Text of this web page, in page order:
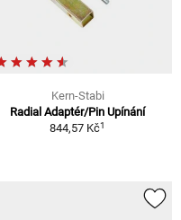
Kern-Stabi
Radial Adaptér/Pin Upínání
844,57 Kč1